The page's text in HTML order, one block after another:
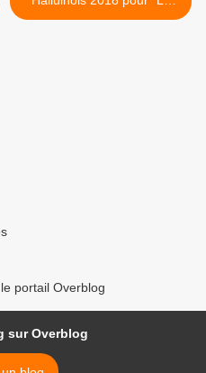
Manoir aux Loups". >
portail Overblog
sur Overblog